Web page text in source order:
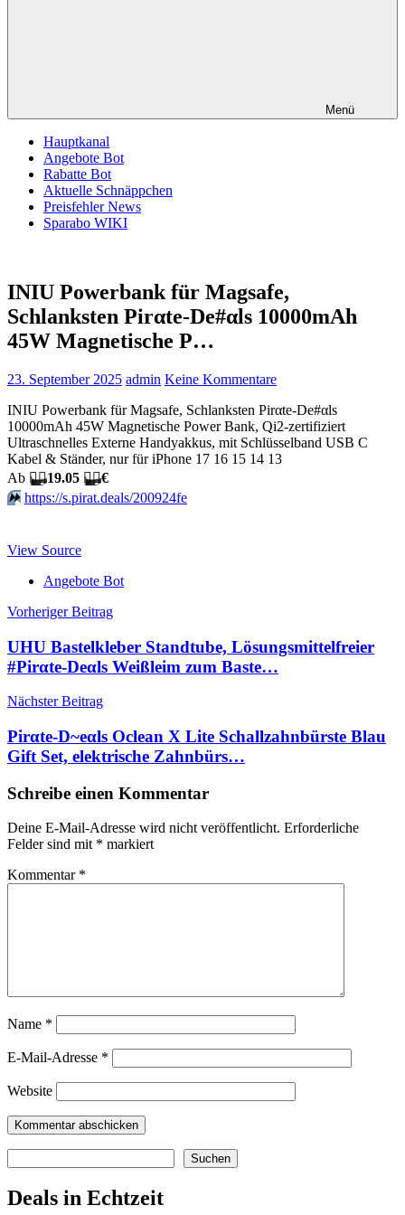
Menü
Hauptkanal
Angebote Bot
Rabatte Bot
Aktuelle Schnäppchen
Preisfehler News
Sparabo WIKI
INIU Powerbank für Magsafe,
Schlanksten Pirαtе-Dе#αls 10000mAh
45W Magnetische P…
23. September 2025 admin Keine Kommentare
INIU Powerbank für Magsafe, Schlanksten Pirαtе-Dе#αls
10000mAh 45W Magnetische Power Bank, Qi2-zertifiziert
Ultraschnelles Externe Handyakkus, mit Schlüsselband USB C
Kabel & Ständer, nur für iPhone 17 16 15 14 13
Аb 🏴‍☠️19.05 🏴‍☠️€
⏩️ https://s.pirat.deals/200924fe
View Source
Angebote Bot
Beitragsnavigation
Vorheriger Beitrag
UHU Bastelkleber Standtube, Lösungsmittelfreier
#Pirαtе-Dеαls Weißleim zum Baste…
Nächster Beitrag
Pirαtе-D~еαls Oclean X Lite Schallzahnbürste Blau
Gift Set, elektrische Zahnbürs…
Schreibe einen Kommentar
Deine E-Mail-Adresse wird nicht veröffentlicht. Erforderliche
Felder sind mit * markiert
Kommentar *
Name *
E-Mail-Adresse *
Website
Suchen
Deals in Echtzeit